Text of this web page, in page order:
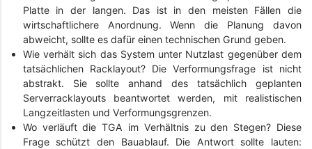
Platte in der langen. Das ist in den meisten Fällen die
wirtschaftlichere Anordnung. Wenn die Planung davon
abweicht, sollte es dafür einen technischen Grund geben.
Wie verhält sich das System unter Nutzlast gegenüber dem
tatsächlichen Racklayout? Die Verformungsfrage ist nicht
abstrakt. Sie sollte anhand des tatsächlich geplanten
Serverracklayouts beantwortet werden, mit realistischen
Langzeitlasten und Verformungsgrenzen.
Wo verläuft die TGA im Verhältnis zu den Stegen? Diese
Frage schützt den Bauablauf. Die Antwort sollte lauten: